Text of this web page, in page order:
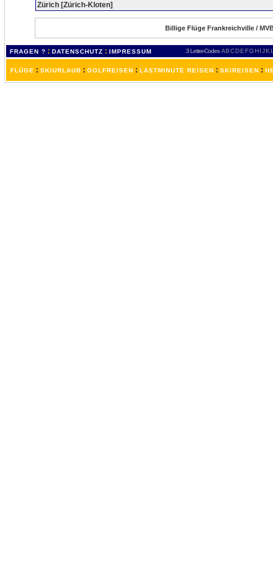
Zürich [Zürich-Kloten]
Billige Flüge Frankreichville /
FRAGEN ? : DATENSCHUTZ : IMPRESSUM 3 Letter-Codes ABCDEFGH IJKL
FLÜGE : SKIURLAUB : GOLFREISEN : LASTMINUTE REISEN : SKIREISEN :